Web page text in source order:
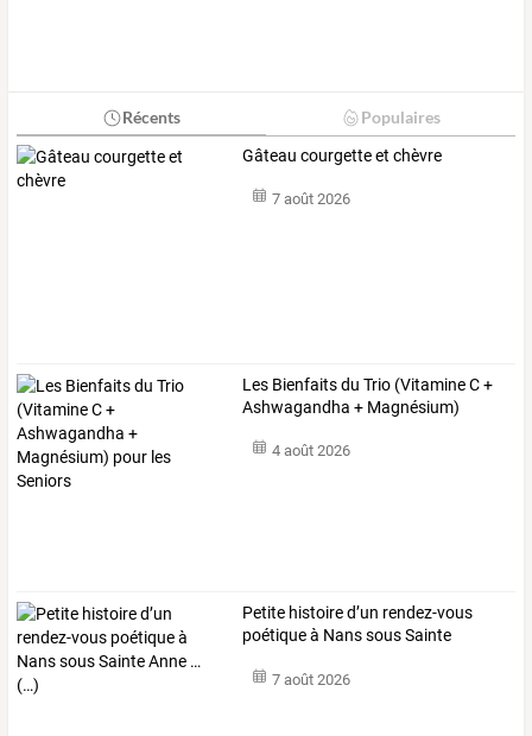
Récents Populaires
Gâteau courgette et chèvre
7 août 2026
Les Bienfaitsdu Trio (VitamineC+
Ashwagandha + Magnésium)
4 août 2026
Petite histoired’un rendez-vous
poétiqueà NanssousSainte
7 août 2026